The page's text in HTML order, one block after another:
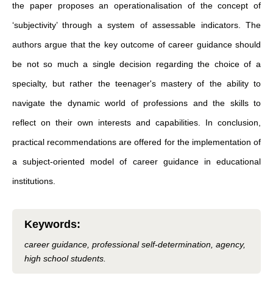
the paper proposes an operationalisation of the concept of
‘subjectivity’ through a system of assessable indicators. The
authors argue that the key outcome of career guidance should
be not so much a single decision regarding the choice of a
specialty, but rather the teenager's mastery of the ability to
navigate the dynamic world of professions and the skills to
reflect on their own interests and capabilities. In conclusion,
practical recommendations are offered for the implementation of
a subject-oriented model of career guidance in educational
institutions.
Keywords:
career guidance, professional self-determination, agency,
high school students.